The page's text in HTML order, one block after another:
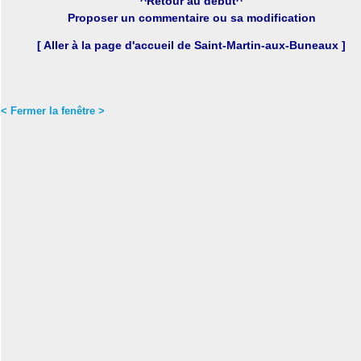
Proposer un commentaire ou sa modification
[ Aller à la page d'accueil de Saint-Martin-aux-Buneaux ]
< Fermer la fenêtre >